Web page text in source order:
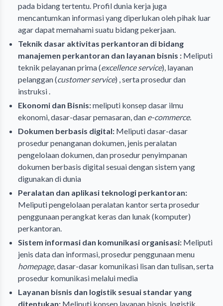
pada bidang tertentu. Profil dunia kerja juga
mencantumkan informasi yang diperlukan oleh pihak luar
agar dapat memahami suatu bidang pekerjaan.
Teknik dasar aktivitas perkantoran di bidang
manajemen perkantoran dan layanan bisnis : Meliputi
teknik pelayanan prima (excellence service), layanan
pelanggan (customer service) , serta prosedur dan
instruksi .
Ekonomi dan Bisnis:meliputi konsep dasar ilmu
ekonomi, dasar-dasar pemasaran, dan e-commerce.
Dokumen berbasis digital: Meliputi dasar-dasar
prosedur penanganan dokumen, jenis peralatan
pengelolaan dokumen, dan prosedur penyimpanan
dokumen berbasis digital sesuai dengan sistem yang
digunakan di dunia
Peralatan dan aplikasi teknologi perkantoran:
Meliputi pengelolaan peralatan kantor serta prosedur
penggunaan perangkat keras dan lunak (komputer)
perkantoran.
Sistem informasi dan komunikasi organisasi: Meliputi
jenis data dan informasi, prosedur penggunaan menu
homepage, dasar-dasar komunikasi lisan dan tulisan, serta
prosedur komunikasi melalui media
Layanan bisnis dan logistik sesuai standar yang
ditentukan: Meliputi konsep layanan bisnis, logistik,